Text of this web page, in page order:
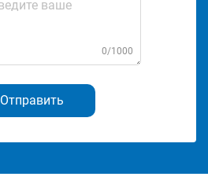
0/1000
Отправить